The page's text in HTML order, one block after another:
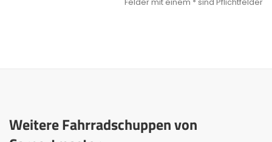
Weitere Fahrradschuppen von